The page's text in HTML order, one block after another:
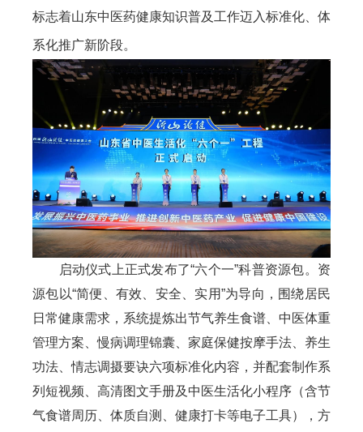
标志着山东中医药健康知识普及工作迈入标准化、体
系化推广新阶段。
启动仪式上正式发布了“六个一”科普资源包。资
源包以“简便、有效、安全、实用”为导向，围绕居民
日常健康需求，系统提炼出节气养生食谱、中医体重
管理方案、慢病调理锦囊、家庭保健按摩手法、养生
功法、情志调摄要诀六项标准化内容，并配套制作系
列短视频、高清图文手册及中医生活化小程序（含节
气食谱周历、体质自测、健康打卡等电子工具），方